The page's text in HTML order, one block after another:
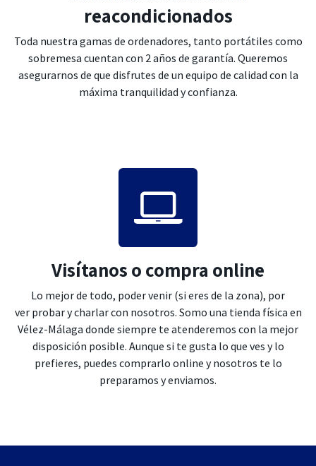
reacondicionados
Toda nuestra gamas de ordenadores, tanto portátiles como
sobremesa cuentan con 2 años de garantía. Queremos
asegurarnos de que disfrutes de un equipo de calidad con la
máxima tranquilidad y confianza.
Visítanos o compra online
Lo mejor de todo, poder venir (si eres de la zona), por
ver probar y charlar con nosotros. Somo una tienda física en
Vélez-Málaga donde siempre te atenderemos con la mejor
disposición posible. Aunque si te gusta lo que ves y lo
prefieres, puedes comprarlo online y nosotros te lo
preparamos y enviamos.